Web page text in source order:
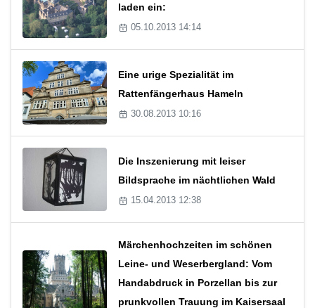
laden ein:
05.10.2013 14:14
Eine urige Spezialität im
Rattenfängerhaus Hameln
30.08.2013 10:16
Die Inszenierung mit leiser
Bildsprache im nächtlichen Wald
15.04.2013 12:38
Märchenhochzeiten im schönen
Leine- und Weserbergland: Vom
Handabdruck in Porzellan bis zur
prunkvollen Trauung im Kaisersaal